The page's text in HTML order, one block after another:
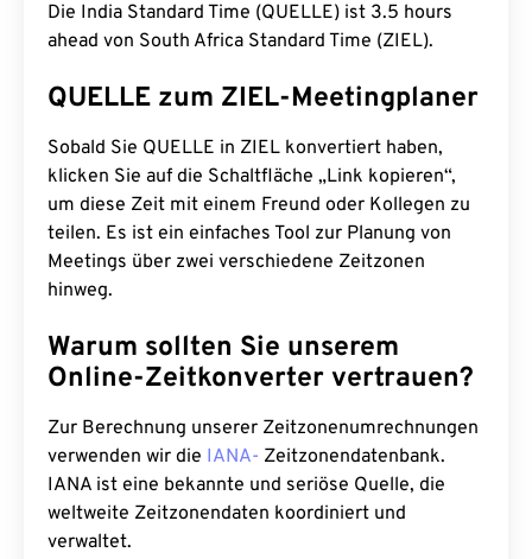
Die India Standard Time (QUELLE) ist 3.5 hours
ahead von South Africa Standard Time (ZIEL).
QUELLE zum ZIEL-Meetingplaner
Sobald Sie QUELLE in ZIEL konvertiert haben,
klicken Sie auf die Schaltfläche „Link kopieren“,
um diese Zeit mit einem Freund oder Kollegen zu
teilen. Es ist ein einfaches Tool zur Planung von
Meetings über zwei verschiedene Zeitzonen
hinweg.
Warum sollten Sie unserem
Online-Zeitkonverter vertrauen?
Zur Berechnung unserer Zeitzonenumrechnungen
verwenden wir die IANA- Zeitzonendatenbank.
IANA ist eine bekannte und seriöse Quelle, die
weltweite Zeitzonendaten koordiniert und
verwaltet.